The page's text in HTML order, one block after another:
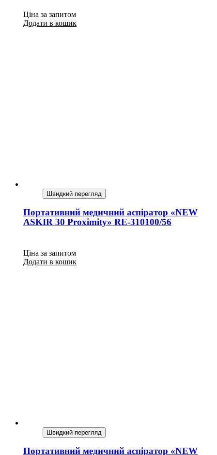
Ціна за запитом
Додати в кошик
Швидкий перегляд
Портативний медичний аспіратор «NEW
ASKIR 30 Proximity» RE-310100/56
Ціна за запитом
Додати в кошик
Швидкий перегляд
Портативний медичний аспіратор «NEW